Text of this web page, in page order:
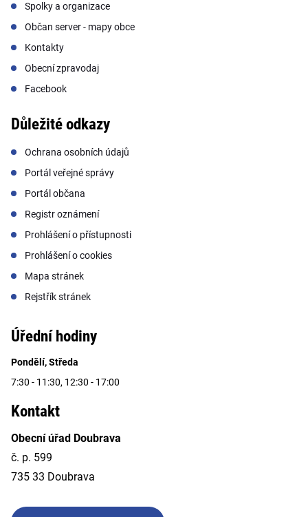
Spolky a organizace
Občan server - mapy obce
Kontakty
Obecní zpravodaj
Facebook
Důležité odkazy
Ochrana osobních údajů
Portál veřejné správy
Portál občana
Registr oznámení
Prohlášení o přístupnosti
Prohlášení o cookies
Mapa stránek
Rejstřík stránek
Úřední hodiny
Pondělí, Středa
7:30 - 11:30, 12:30 - 17:00
Kontakt
Obecní úřad Doubrava
č. p. 599
735 33 Doubrava